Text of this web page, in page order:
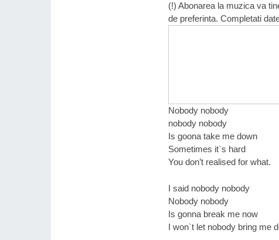
(!) Abonarea la muzica va
de preferinta. Completati
Nobody nobody
nobody nobody
Is goona take me down
Sometimes it`s hard
You don’t realised for what.
I said nobody nobody
Nobody nobody
Is gonna break me now
I won`t let nobody bring me